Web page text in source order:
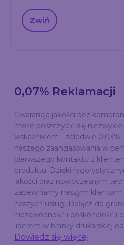
Zwiń
0,07% Reklamacji
Gwarancja jakości bez
może poszczycić się
wskaźnikiem - zaledwie 0,03%
naszego zaangażowania w
pierwszego kontaktu z
produktu. Dzięki
jakości oraz nowoczesnym
zapewniamy naszym klientom
naszych usług. Dołącz do
niezawodność i doskonałość i
liderem w branży drukarskiej
Dowiedz się więcej